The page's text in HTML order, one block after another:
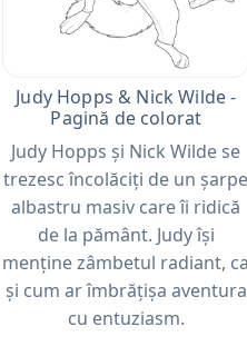
Judy Hopps & Nick Wilde -
Pagină de colorat
Judy Hopps și Nick Wilde se
trezesc încolăciți de un șarpe
albastru masiv care îi ridică
de la pământ. Judy își
menține zâmbetul radiant, ca
și cum ar îmbrățișa aventura
cu entuziasm.